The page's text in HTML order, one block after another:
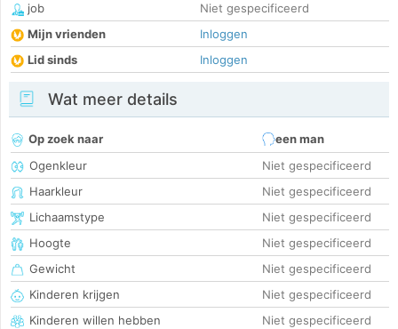
job
Niet gespecificeerd
Mijn vrienden
Inloggen
Lid sinds
Inloggen
Wat meer details
Op zoek naar
een man
Ogenkleur
Niet gespecificeerd
Haarkleur
Niet gespecificeerd
Lichaamstype
Niet gespecificeerd
Hoogte
Niet gespecificeerd
Gewicht
Niet gespecificeerd
Kinderen krijgen
Niet gespecificeerd
Kinderen willen hebben
Niet gespecificeerd